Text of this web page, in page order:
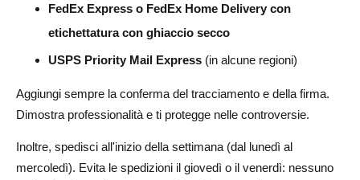
FedEx Express o FedEx Home Delivery con
etichettatura con ghiaccio secco
USPS Priority Mail Express (in alcune regioni)
Aggiungi sempre la conferma del tracciamento e della firma.
Dimostra professionalità e ti protegge nelle controversie.
Inoltre, spedisci all'inizio della settimana (dal lunedì al
mercoledì). Evita le spedizioni il giovedì o il venerdì: nessuno